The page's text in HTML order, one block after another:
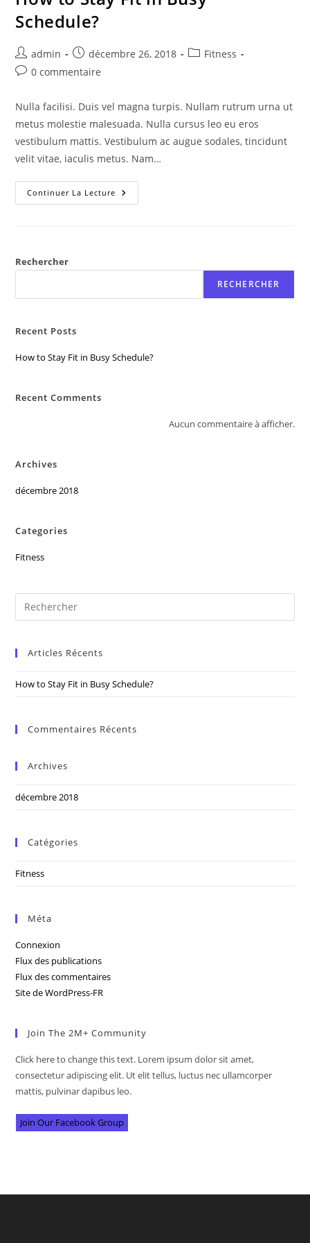
Schedule?
Auteur/autrice
de
admin
Publication
publiée :
décembre 26, 2018
PostFitness
Commentaires
publication :
0 commentaire
Nulla facilisi. Duis vel magna turpis. Nullam rutrum urna ut
metus molestie malesuada. Nulla cursus leo eu eros
vestibulum mattis. Vestibulum ac augue sodales, tincidunt
velit vitae, iaculis metus. Nam…
Continuer La Lecture How
To
Rechercher
RECHERCHER
Recent Posts
How to Stay Fit in Busy Schedule?
Recent Comments
Aucun commentaire à afficher.
Archives
décembre 2018
Categories
Fitness
Articles Récents
How to Stay Fit in Busy Schedule?
Commentaires Récents
Archives
décembre 2018
Catégories
Fitness
Méta
Connexion
Flux des publications
Flux des commentaires
Site de WordPress-FR
Join The 2M+ Community
Click here to change this text. Lorem ipsum dolor sit amet,
consectetur adipiscing elit. Ut elit tellus, luctus nec ullamcorper
mattis, pulvinar dapibus leo.
Join Our Facebook Group